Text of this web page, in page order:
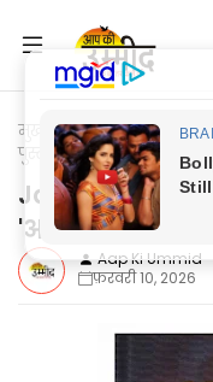
मुख्यपृष्ठ Jaunpur News
पुस्तक 'अनहद' जो कभी न
Jaunpur
'अनहद' जो कभी
Aap Ki Ummid
फ़रवरी 10, 2026